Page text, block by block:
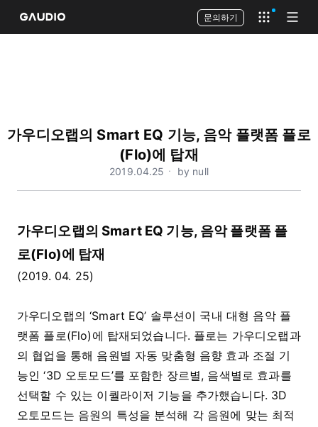
문의하기
Open app
가우디오랩의 Smart EQ 기능, 음악 플랫폼 플로
(Flo)에 탑재
2019.04.25ㆍ by null
가우디오랩의 Smart EQ 기능, 음악 플랫폼 플
로(Flo)에 탑재
(2019. 04. 25)
가우디오랩의 ‘Smart EQ’ 솔루션이 국내 대형 음악 플
랫폼 플로(Flo)에 탑재되었습니다. 플로는 가우디오랩과
의 협업을 통해 음원별 자동 맞춤형 음향 효과 조절 기
능인 ‘3D 오토모드’를 포함한 장르별, 음색별로 효과를
선택할 수 있는 이퀄라이저 기능을 추가했습니다. 3D
오토모드는 음원의 특성을 분석해 각 음원에 맞는 최적